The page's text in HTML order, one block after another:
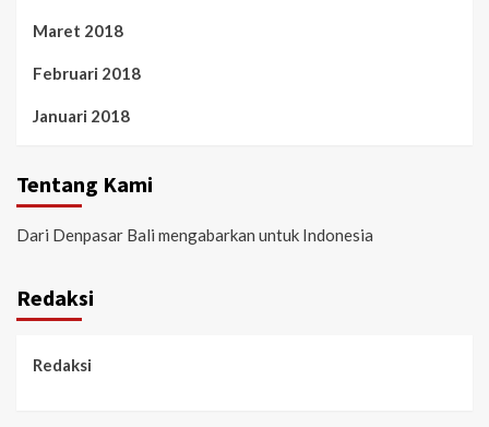
Maret 2018
Februari 2018
Januari 2018
Tentang Kami
Dari Denpasar Bali mengabarkan untuk Indonesia
Redaksi
Redaksi